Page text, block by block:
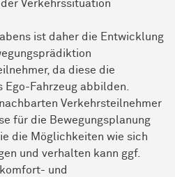
Verkehrssituation
ist daher die Entwicklung
da diese die
Fahrzeug abbilden.
Verkehrsteilnehmer
für die Bewegungsplanung
die Möglichkeiten wie sich
und verhalten kann ggf.
und